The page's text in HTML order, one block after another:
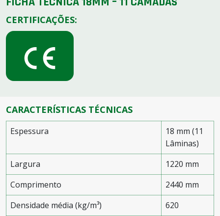
CERTIFICAÇÕES:
CARACTERÍSTICAS TÉCNICAS
Espessura
18 mm (11
Lâminas)
Largura
1220 mm
Comprimento
2440 mm
Densidade média (kg/m³)
620